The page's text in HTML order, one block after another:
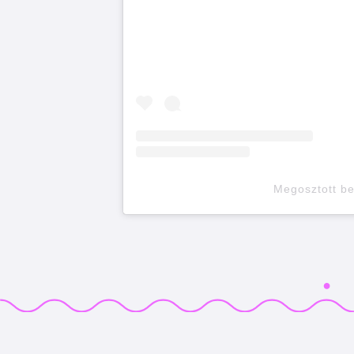
Megosztott